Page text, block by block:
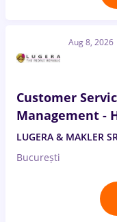
Aug 8, 2026
Customer
Management -
LUGERA & MAKLER
București